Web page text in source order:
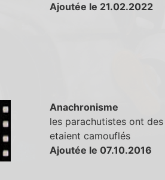
Ajoutée le 21.02.2022
Anachronisme
les parachutistes ont
etaient camouflés
Ajoutée le 07.10.2016